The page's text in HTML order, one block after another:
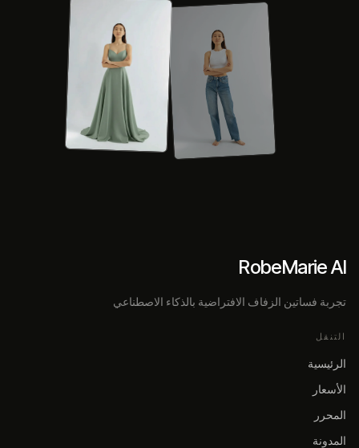
RobeMarie AI
تجربة فساتين الزفاف الافتراضية بالذكاء الاصطناعي
التنقل
الرئيسية
الأسعار
المحرر
المدونة